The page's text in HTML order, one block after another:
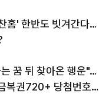
홈' 한반도 빗겨간다…
꿈 뒤 찾아온 행운"…
복권720+ 당첨번호조